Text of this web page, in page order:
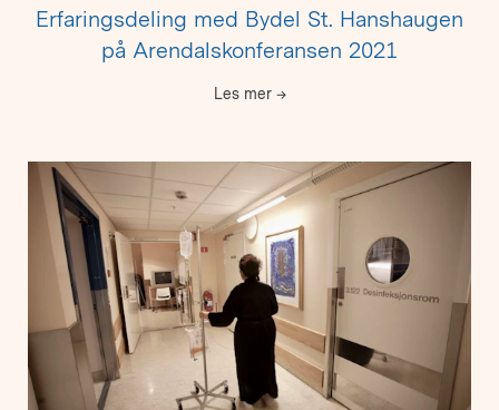
Erfaringsdeling med Bydel St. Hanshaugen
på Arendalskonferansen 2021
Les mer →